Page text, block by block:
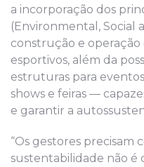
a incorporação dos
(Environmental, Social
construção e
esportivos, além da
estruturas para
shows e feiras —
e garantir a
“Os gestores
sustentabilidade não é